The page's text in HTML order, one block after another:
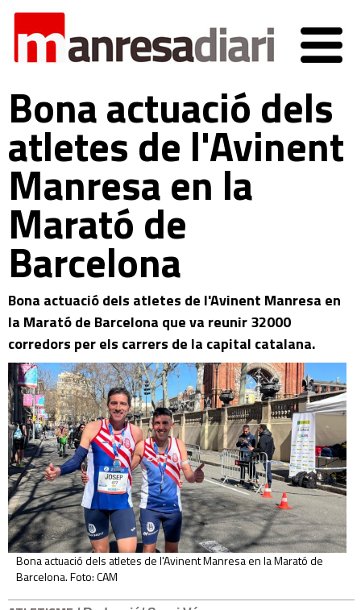
Bona actuació dels
atletes de l'Avinent
Manresa en la
Marató de
Barcelona
Bona actuació dels atletes de l'Avinent Manresa en
la Marató de Barcelona que va reunir 32000
corredors per els carrers de la capital catalana.
Bona actuació dels atletes de l'Avinent Manresa en la Marató de
Barcelona. Foto: CAM